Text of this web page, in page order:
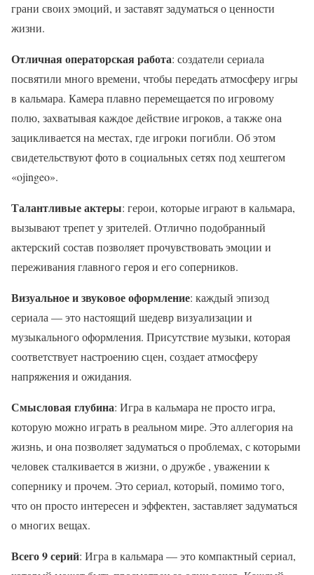
грани своих эмоций, и заставят задуматься о ценности
жизни.
Отличная операторская работа: создатели сериала
посвятили много времени, чтобы передать атмосферу игры
в кальмара. Камера плавно перемещается по игровому
полю, захватывая каждое действие игроков, а также она
зацикливается на местах, где игроки погибли. Об этом
свидетельствуют фото в социальных сетях под хештегом
«ojingeo».
Талантливые актеры: герои, которые играют в кальмара,
вызывают трепет у зрителей. Отлично подобранный
актерский состав позволяет прочувствовать эмоции и
переживания главного героя и его соперников.
Визуальное и звуковое оформление: каждый эпизод
сериала — это настоящий шедевр визуализации и
музыкального оформления. Присутствие музыки, которая
соответствует настроению сцен, создает атмосферу
напряжения и ожидания.
Смысловая глубина: Игра в кальмара не просто игра,
которую можно играть в реальном мире. Это аллегория на
жизнь, и она позволяет задуматься о проблемах, с которыми
человек сталкивается в жизни, о дружбе , уважении к
сопернику и прочем. Это сериал, который, помимо того,
что он просто интересен и эффектен, заставляет задуматься
о многих вещах.
Всего 9 серий: Игра в кальмара — это компактный сериал,